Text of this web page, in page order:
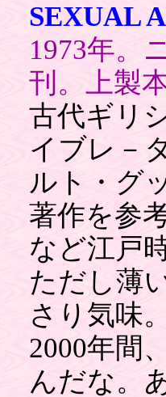
SEXUAL
1973年。
刊。上製
古代ギリ
イブレ－
ルト・グ
著作を参
など江戸
ただし薄
さり気味
2000年間
んだな。